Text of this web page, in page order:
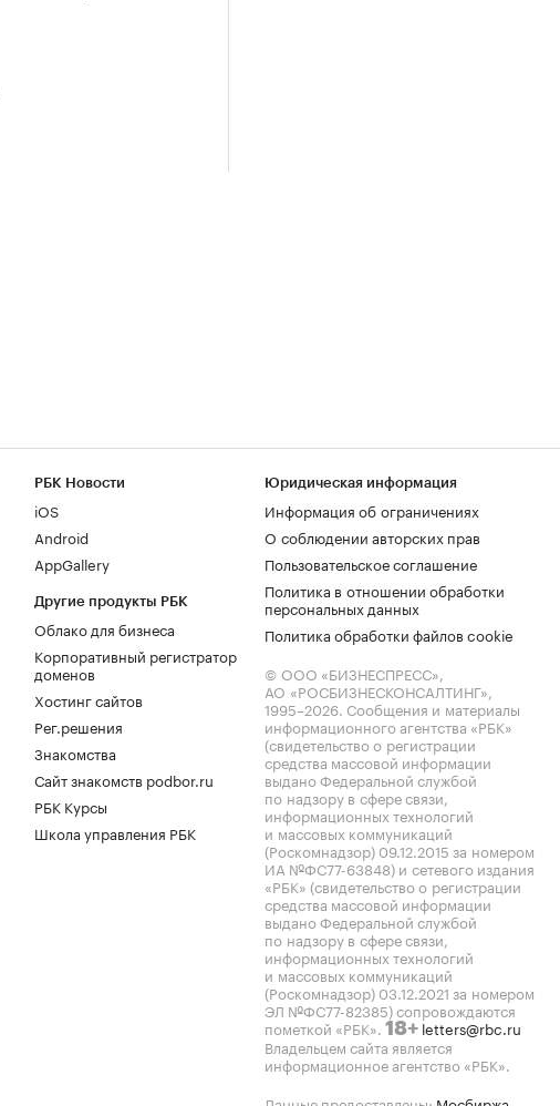
РБК Новости
iOS
Android
AppGallery
Другие продукты РБК
Облако для бизнеса
Корпоративный регистратор
доменов
Хостинг сайтов
Рег.решения
Знакомства
Сайт знакомств podbor.ru
РБК Курсы
Школа управления РБК
Юридическая информация
Информация об ограничениях
О соблюдении авторских прав
Пользовательское соглашение
Политика в отношении обработки
персональных данных
Политика обработки файлов cookie
© ООО «БИЗНЕСПРЕСС»,
АО «РОСБИЗНЕСКОНСАЛТИНГ»,
1995–2026. Сообщения и материалы
информационного агентства «РБК»
(свидетельство о регистрации
средства массовой информации
выдано Федеральной службой
по надзору в сфере связи,
информационных технологий
и массовых коммуникаций
(Роскомнадзор) 09.12.2015 за номером
ИА №ФС77-63848) и сетевого издания
«РБК» (свидетельство о регистрации
средства массовой информации
выдано Федеральной службой
по надзору в сфере связи,
информационных технологий
и массовых коммуникаций
(Роскомнадзор) 03.12.2021 за номером
ЭЛ №ФС77-82385) сопровождаются
пометкой «РБК». 18+ letters@rbc.ru
Владельцем сайта является
информационное агентство «РБК».